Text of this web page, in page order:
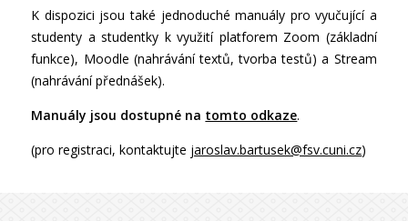
K dispozici jsou také jednoduché manuály pro vyučující a
studenty a studentky k využití platforem Zoom (základní
funkce), Moodle (nahrávání textů, tvorba testů) a Stream
(nahrávání přednášek).
Manuály jsou dostupné na tomto odkaze.
(pro registraci, kontaktujte jaroslav.bartusek@fsv.cuni.cz)